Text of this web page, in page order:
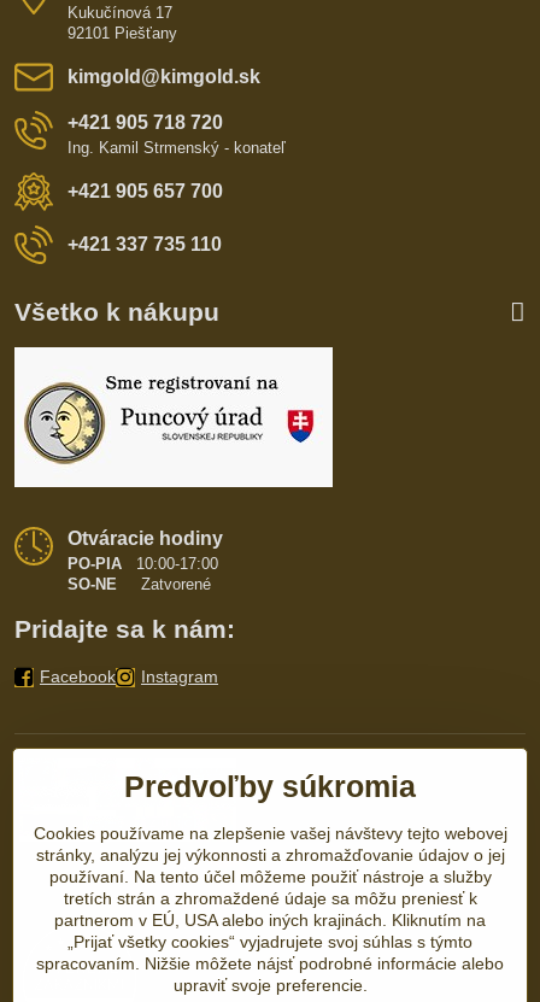
Kukučínová 17
92101 Piešťany
kimgold​@kimgold​.sk
+421 905 718 720
Ing. Kamil Strmenský - konateľ
+421 905 657 700
+421 337 735 110
Všetko k nákupu
Otváracie hodiny
PO-PIA
10:00-17:00
SO-NE Zatvorené
Pridajte sa k nám:
Facebook Instagram
Predvoľby súkromia
Cookies používame na zlepšenie vašej návštevy tejto webovej
stránky, analýzu jej výkonnosti a zhromažďovanie údajov o jej
používaní. Na tento účel môžeme použiť nástroje a služby
tretích strán a zhromaždené údaje sa môžu preniesť k
partnerom v EÚ, USA alebo iných krajinách. Kliknutím na
„Prijať všetky cookies“ vyjadrujete svoj súhlas s týmto
spracovaním. Nižšie môžete nájsť podrobné informácie alebo
upraviť svoje preferencie.